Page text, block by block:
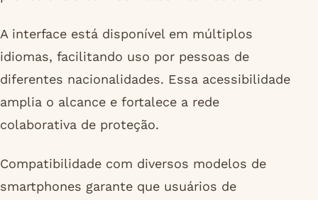
A interface está disponível em múltiplos
idiomas, facilitando uso por pessoas de
diferentes nacionalidades. Essa acessibilidade
amplia o alcance e fortalece a rede
colaborativa de proteção.
Compatibilidade com diversos modelos de
smartphones garante que usuários de